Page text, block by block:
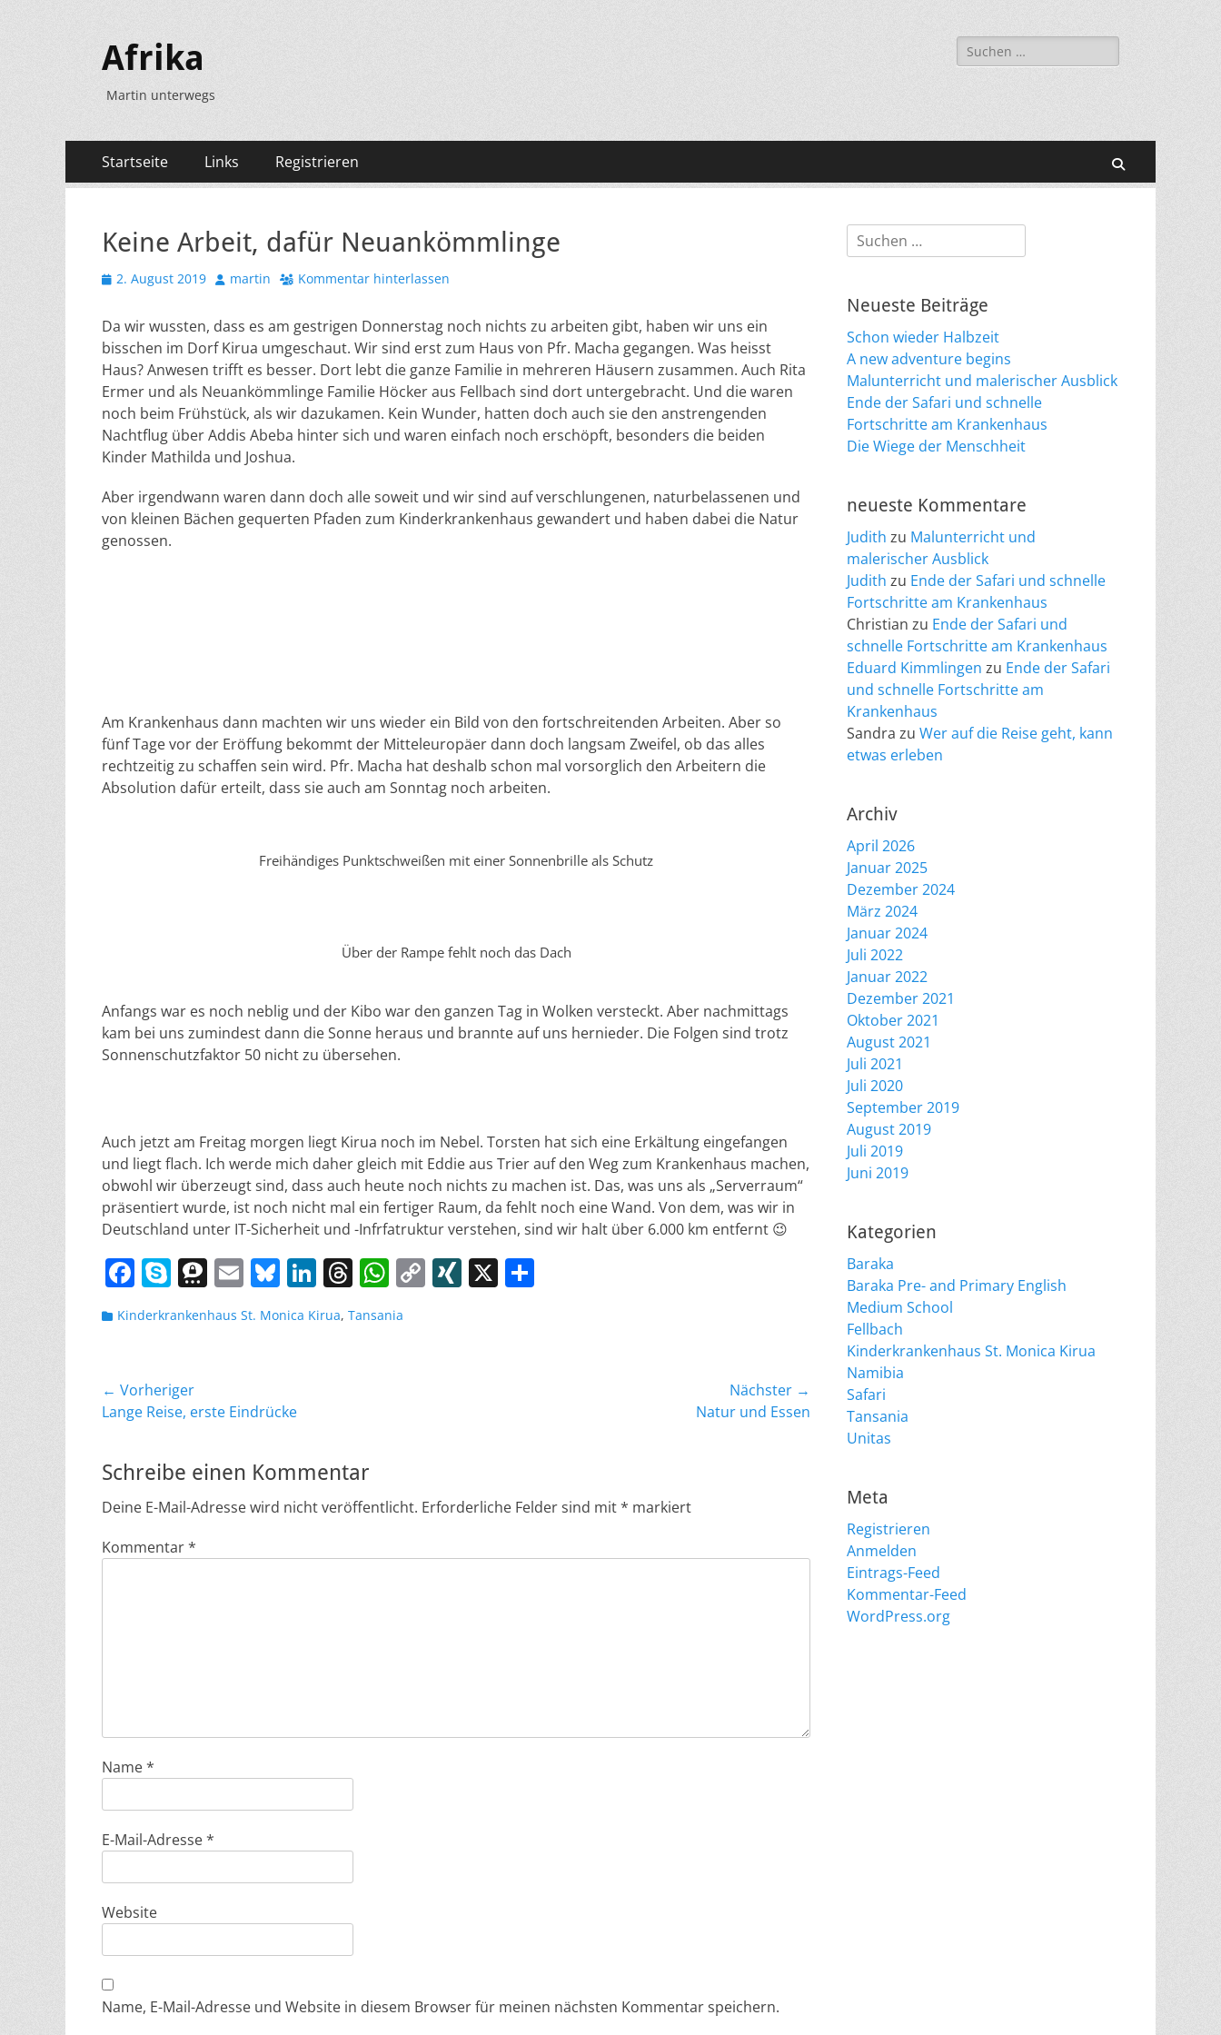
Afrika
Martin unterwegs
Suchen
nach:
Primäres
Menü
Inhalt
springen
Startseite Links Registrieren
Keine Arbeit, dafür Neuankömmlinge
Veröffentlicht
2. August 2019 Autormartin Kommentar hinterlassen
Da wir wussten, dass es am gestrigen Donnerstag noch nichts zu arbeiten gibt, haben wir uns ein
bisschen im Dorf Kirua umgeschaut. Wir sind erst zum Haus von Pfr. Macha gegangen. Was heisst
Haus? Anwesen trifft es besser. Dort lebt die ganze Familie in mehreren Häusern zusammen. Auch Rita
Ermer und als Neuankömmlinge Familie Höcker aus Fellbach sind dort untergebracht. Und die waren
noch beim Frühstück, als wir dazukamen. Kein Wunder, hatten doch auch sie den anstrengenden
Nachtflug über Addis Abeba hinter sich und waren einfach noch erschöpft, besonders die beiden
Kinder Mathilda und Joshua.
Aber irgendwann waren dann doch alle soweit und wir sind auf verschlungenen, naturbelassenen und
von kleinen Bächen gequerten Pfaden zum Kinderkrankenhaus gewandert und haben dabei die Natur
genossen.
Am Krankenhaus dann machten wir uns wieder ein Bild von den fortschreitenden Arbeiten. Aber so
fünf Tage vor der Eröffung bekommt der Mitteleuropäer dann doch langsam Zweifel, ob das alles
rechtzeitig zu schaffen sein wird. Pfr. Macha hat deshalb schon mal vorsorglich den Arbeitern die
Absolution dafür erteilt, dass sie auch am Sonntag noch arbeiten.
Freihändiges Punktschweißen mit einer Sonnenbrille als Schutz
Über der Rampe fehlt noch das Dach
Anfangs war es noch neblig und der Kibo war den ganzen Tag in Wolken versteckt. Aber nachmittags
kam bei uns zumindest dann die Sonne heraus und brannte auf uns hernieder. Die Folgen sind trotz
Sonnenschutzfaktor 50 nicht zu übersehen.
Auch jetzt am Freitag morgen liegt Kirua noch im Nebel. Torsten hat sich eine Erkältung eingefangen
und liegt flach. Ich werde mich daher gleich mit Eddie aus Trier auf den Weg zum Krankenhaus machen,
obwohl wir überzeugt sind, dass auch heute noch nichts zu machen ist. Das, was uns als „Serverraum“
präsentiert wurde, ist noch nicht mal ein fertiger Raum, da fehlt noch eine Wand. Von dem, was wir in
Deutschland unter IT-Sicherheit und -Infrfatruktur verstehen, sind wir halt über 6.000 km entfernt 😉
F
a
c
b
o
k
S
y
e
T
h
re
a
E
m
ai
Bl
u
e
Li
n
k
T
h
re
W
h
at
C XI X
Kategorien
Kinderkrankenhaus St. Monica Kirua, Tansania
Beitragsnavigation
← Vorheriger
Vorheriger
Lange Reise, erste Eindrücke
Nächster →
Natur und Essen
Schreibe einen Kommentar
Deine E-Mail-Adresse wird nicht veröffentlicht. Erforderliche Felder sind mit* markiert
Kommentar*
Name*
E-Mail-Adresse*
Website
Name, E-Mail-Adresse und Website in diesem Browser für meinen nächsten Kommentar speichern.
Suchen
nach:
Neueste Beiträge
Schon wieder Halbzeit
A new adventure begins
Malunterricht und malerischer Ausblick
Ende der Safari und schnelle
Fortschritte am Krankenhaus
Die Wiege der Menschheit
neueste Kommentare
Judith zu Malunterricht und
malerischer Ausblick
Judith zu Ende der Safari und schnelle
Fortschritte am Krankenhaus
Christian zu Ende der Safari und
schnelle Fortschritte am Krankenhaus
Eduard Kimmlingen zu Ende der Safari
und schnelle Fortschritte am
Krankenhaus
Sandra zu Wer auf die Reise geht, kann
etwas erleben
Archiv
April 2026
Januar 2025
Dezember 2024
März 2024
Januar 2024
Juli 2022
Januar 2022
Dezember 2021
Oktober 2021
August 2021
Juli 2021
Juli 2020
September 2019
August 2019
Juli 2019
Juni 2019
Kategorien
Baraka
Baraka Pre- and Primary English
Medium School
Fellbach
Kinderkrankenhaus St. Monica Kirua
Namibia
Safari
Tansania
Unitas
Meta
Registrieren
Anmelden
Eintrags-Feed
Kommentar-Feed
WordPress.org